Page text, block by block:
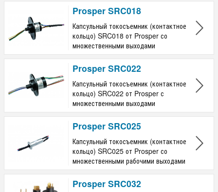
до
Кол-во выходов на 14 A
до
Кол-во выходов на 20 A
от до
Кол-во выводов RG178 и/или RG178
до
Скорость вращения
от 0 до 300 rpm
от 0 до 400 rpm
250 rpm
Prosper SRC018
Капсульный токосъемник (контактное
кольцо) SRC018 от Prosper со
множественными выходами
Prosper SRC022
Капсульный токосъемник (контактное
кольцо) SRC022 от Prosper с
множественными выходами
Prosper SRC025
Капсульный токосъемник (контактное
кольцо) SRC025 от Prosper со
множественными рабочими выходами
Prosper SRC032